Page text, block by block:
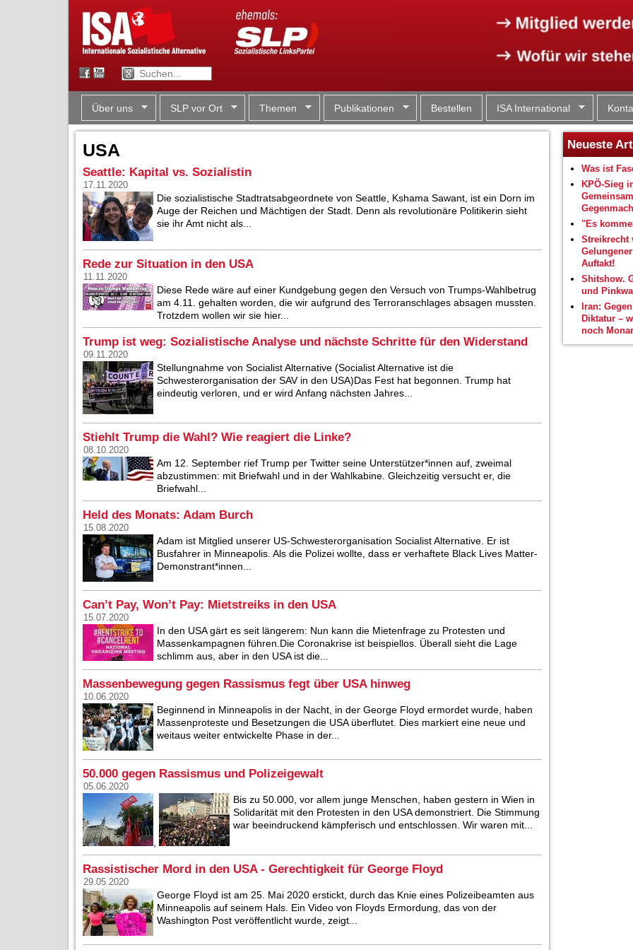
Über uns SLP vor Ort Themen Publikationen Bestellen ISA International
USA
Seattle: Kapital vs. Sozialistin
17.11.2020
Die sozialistische Stadtratsabgeordnete von Seattle, Kshama Sawant, ist ein Dorn im
Auge der Reichen und Mächtigen der Stadt. Denn als revolutionäre Politikerin sieht
sie ihr Amt nicht als...
Rede zur Situation in den USA
11.11.2020
Diese Rede wäre auf einer Kundgebung gegen den Versuch von Trumps-Wahlbetrug
am 4.11. gehalten worden, die wir aufgrund des Terroranschlages absagen mussten.
Trotzdem wollen wir sie hier...
Trump ist weg: Sozialistische Analyse und nächste Schritte für den Widerstand
09.11.2020
Stellungnahme von Socialist Alternative (Socialist Alternative ist die
Schwesterorganisation der SAV in den USA)Das Fest hat begonnen. Trump hat
eindeutig verloren, und er wird Anfang nächsten Jahres...
Stiehlt Trump die Wahl? Wie reagiert die Linke?
08.10.2020
Am 12. September rief Trump per Twitter seine Unterstützer*innen auf, zweimal
abzustimmen: mit Briefwahl und in der Wahlkabine. Gleichzeitig versucht er, die
Briefwahl...
Held des Monats: Adam Burch
15.08.2020
Adam ist Mitglied unserer US-Schwesterorganisation Socialist Alternative. Er ist
Busfahrer in Minneapolis. Als die Polizei wollte, dass er verhaftete Black Lives Matter-
Demonstrant*innen...
Can’t Pay, Won’t Pay: Mietstreiks in den USA
15.07.2020
In den USA gärt es seit längerem: Nun kann die Mietenfrage zu Protesten und
Massenkampagnen führen.Die Coronakrise ist beispiellos. Überall sieht die Lage
schlimm aus, aber in den USA ist die...
Massenbewegung gegen Rassismus fegt über USA hinweg
10.06.2020
Beginnend in Minneapolis in der Nacht, in der George Floyd ermordet wurde, haben
Massenproteste und Besetzungen die USA überflutet. Dies markiert eine neue und
weitaus weiter entwickelte Phase in der...
50.000 gegen Rassismus und Polizeigewalt
05.06.2020
Bis zu 50.000, vor allem junge Menschen, haben gestern in Wien in
Solidarität mit den Protesten in den USA demonstriert. Die Stimmung
war beeindruckend kämpferisch und entschlossen. Wir waren mit...
Rassistischer Mord in den USA - Gerechtigkeit für George Floyd
29.05.2020
George Floyd ist am 25. Mai 2020 erstickt, durch das Knie eines Polizeibeamten aus
Minneapolis auf seinem Hals. Ein Video von Floyds Ermordung, das von der
Washington Post veröffentlicht wurde, zeigt...
Neueste
Was ist
KPÖ-Sieg
"Es
Streikrecht
Auftakt!
Shitshow.
und
Iran:
Diktatur –
noch